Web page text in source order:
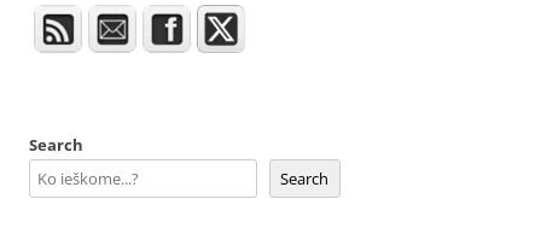
Search
Search